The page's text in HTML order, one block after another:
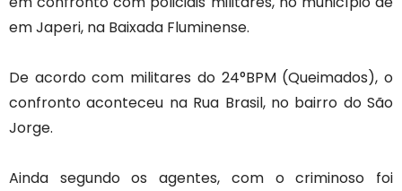
em Japeri, na Baixada Fluminense.
De acordo com militares do 24°BPM (Queimados), o
confronto aconteceu na Rua Brasil, no bairro do São
Jorge.
Ainda segundo os agentes, com o criminoso foi